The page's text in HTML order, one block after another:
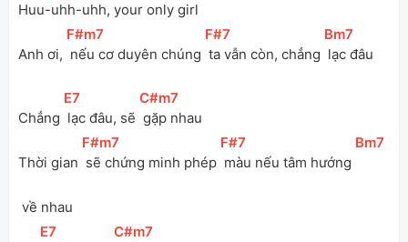
Huu-uhh-uhh, your only girl
Anh ơi,
[F#m7
nếu cơ duyên chúng
[F#7
ta vẫn còn, chẳng
[Bm7
lạc đâu
Chẳng
[E7
lạc đâu, sẽ
[
C#m7
gặp nhau
Thời gian
[F#m7
sẽ chứng minh phép
[F#7
màu nếu tâm hướng
[Bm7
về nhau
[E7 [
C#m7